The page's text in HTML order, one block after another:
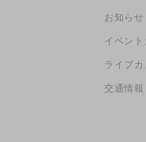
お知らせ
イベン
ライブカ
交通情報